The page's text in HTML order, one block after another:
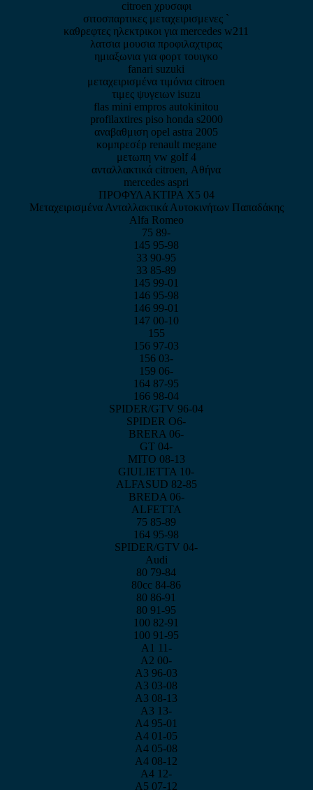
citroen χρυσαφι
σιτοσπαρτικες μεταχειρισμενες `
καθρεφτες ηλεκτρικοι για mercedes w211
λατσια μουσια προφιλαχτιρας
ημιαξωνια για φορτ τουιγκο
fanari suzuki
μεταχειρισμένα τιμόνια citroen
τιμες ψυγειων isuzu
flas mini empros autokinitou
profilaxtires piso honda s2000
αναβαθμιση opel astra 2005
κομπρεσέρ renault megane
μετωπη vw golf 4
ανταλλακτικά citroen, Αθήνα
mercedes aspri
ΠΡΟΦΥΛΑΚΤΙΡΑ Χ5 04
Μεταχειρισμένα Ανταλλακτικά Αυτοκινήτων Παπαδάκης
Alfa Romeo
75 89-
145 95-98
33 90-95
33 85-89
145 99-01
146 95-98
146 99-01
147 00-10
155
156 97-03
156 03-
159 06-
164 87-95
166 98-04
SPIDER/GTV 96-04
SPIDER O6-
BRERA 06-
GT 04-
MITO 08-13
GIULIETTA 10-
ALFASUD 82-85
BREDA 06-
ALFETTA
75 85-89
164 95-98
SPIDER/GTV 04-
Audi
80 79-84
80cc 84-86
80 86-91
80 91-95
100 82-91
100 91-95
A1 11-
A2 00-
A3 96-03
A3 03-08
A3 08-13
A3 13-
A4 95-01
A4 01-05
A4 05-08
A4 08-12
A4 12-
A5 07-12